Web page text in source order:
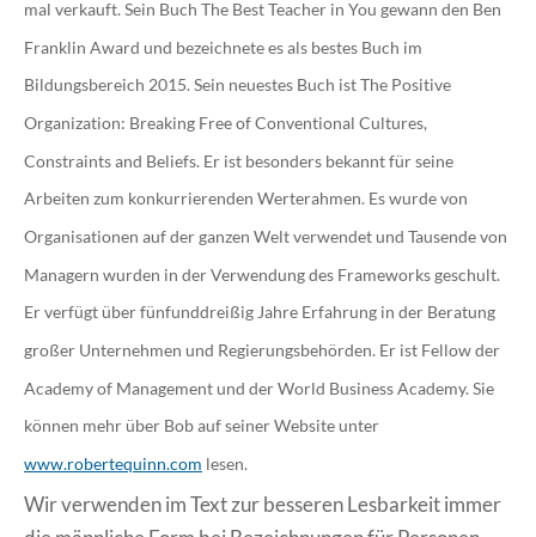
mal verkauft. Sein Buch The Best Teacher in You gewann den Ben
Franklin Award und bezeichnete es als bestes Buch im
Bildungsbereich 2015. Sein neuestes Buch ist The Positive
Organization: Breaking Free of Conventional Cultures,
Constraints and Beliefs. Er ist besonders bekannt für seine
Arbeiten zum konkurrierenden Werterahmen. Es wurde von
Organisationen auf der ganzen Welt verwendet und Tausende von
Managern wurden in der Verwendung des Frameworks geschult.
Er verfügt über fünfunddreißig Jahre Erfahrung in der Beratung
großer Unternehmen und Regierungsbehörden. Er ist Fellow der
Academy of Management und der World Business Academy. Sie
können mehr über Bob auf seiner Website unter
www.robertequinn.com lesen.
Wir verwenden im Text zur besseren Lesbarkeit immer